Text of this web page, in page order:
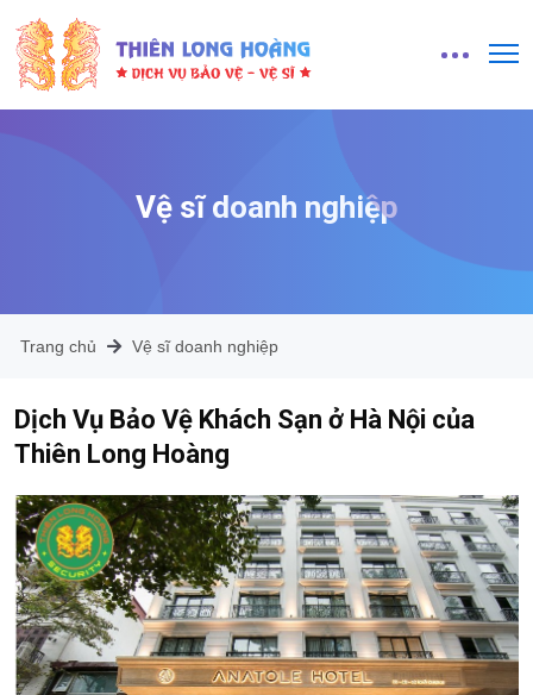
Vệ sĩ doanh nghiệp
Trang chủ Vệ sĩ doanh nghiệp
Dịch Vụ Bảo Vệ Khách Sạn ở Hà Nội của
Thiên Long Hoàng